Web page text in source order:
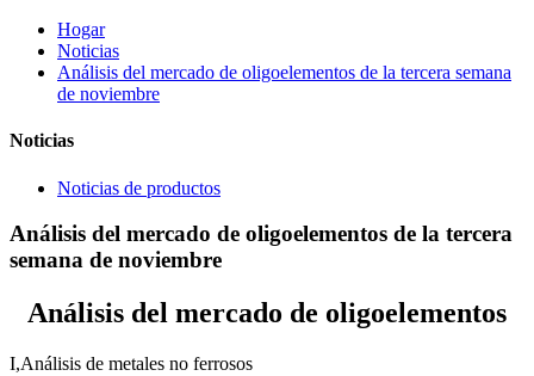
Hogar
Noticias
Análisis del mercado de oligoelementos de la tercera semana
de noviembre
Noticias
Noticias de productos
Análisis del mercado de oligoelementos de la tercera
semana de noviembre
Análisis del mercado de oligoelementos
I,Análisis de metales no ferrosos